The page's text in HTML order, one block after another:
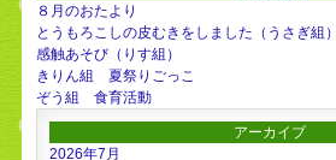
８月のおたより
とうもろこしの皮むきをしました（うさぎ組）
感触あそび（りす組）
きりん組 夏祭りごっこ
ぞう組 食育活動
アーカイブ
2026年7月